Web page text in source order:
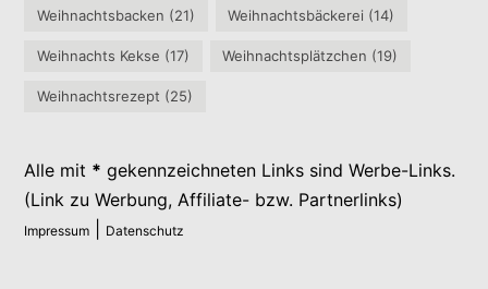
Weihnachtsbacken (21) Weihnachtsbäckerei (14)
Weihnachts Kekse (17) Weihnachtsplätzchen (19)
Weihnachtsrezept (25)
Alle mit * gekennzeichneten Links sind Werbe-Links.
(Link zu Werbung, Affiliate- bzw. Partnerlinks)
Impressum Datenschutz